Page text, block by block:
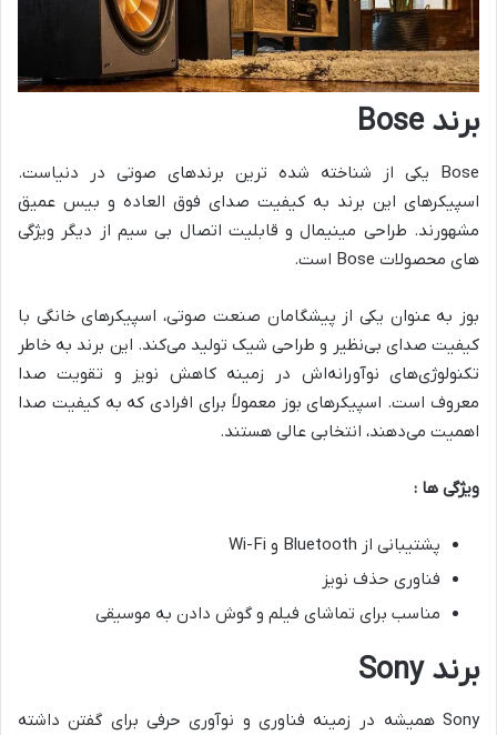
برندBose
Bose یکی از شناخته شده ترین برندهای صوتی در دنیاست.
اسپیکرهای این برند به کیفیت صدای فوق العاده و بیس عمیق
مشهورند. طراحی مینیمال و قابلیت اتصال بی سیم از دیگر ویژگی
های محصولات Bose است.
بوز به عنوان یکی از پیشگامان صنعت صوتی، اسپیکرهای خانگی با
کیفیت صدای بی‌نظیر و طراحی شیک تولید می‌کند. این برند به خاطر
تکنولوژی‌های نوآورانه‌اش در زمینه کاهش نویز و تقویت صدا
معروف است. اسپیکرهای بوز معمولاً برای افرادی که به کیفیت صدا
اهمیت می‌دهند، انتخابی عالی هستند.
ویژگی ها :
پشتیبانی از Bluetooth و Wi-Fi
فناوری حذف نویز
مناسب برای تماشای فیلم و گوش دادن به موسیقی
برندSony
Sony همیشه در زمینه فناوری و نوآوری حرفی برای گفتن داشته